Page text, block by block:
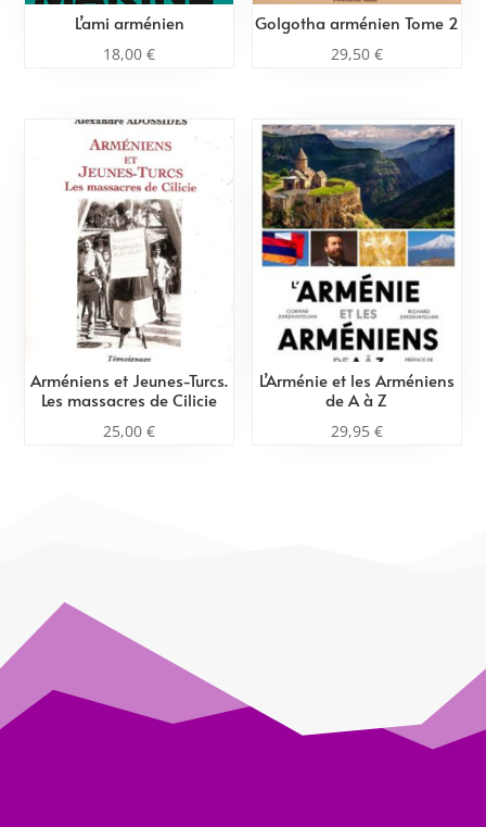
L’ami arménien
18,00€
Golgotha arménien Tome 2
29,50 €
Arméniens et Jeunes-Turcs.
Les massacres de Cilicie
25,00€
L’Arménie et les Arméniens
de A à Z
29,95 €